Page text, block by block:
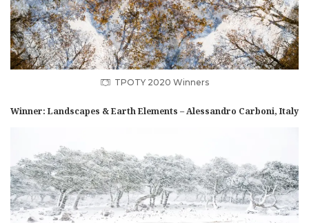
TPOTY 2020 Winners
Winner: Landscapes & Earth Elements – Alessandro Carboni, Italy